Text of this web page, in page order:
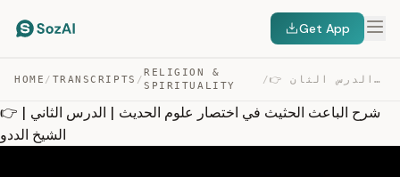
Get App
HOME / TRANSCRIPTS /
RELIGION &
SPIRITUALITY
/ 👉 شرح الباعث الحثيث في اختصار علوم الحديث | الدرس الثان… — TRANSCRIPT
👉 شرح الباعث الحثيث في اختصار علوم الحديث | الدرس الثاني |
الشيخ الددو